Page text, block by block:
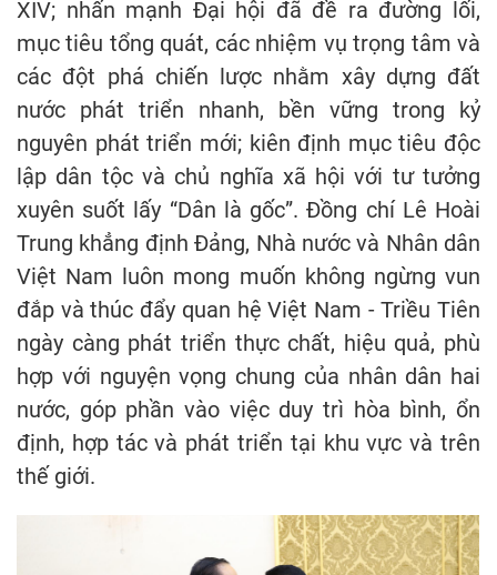
XIV; nhấn mạnh Đại hội đã đề ra đường lối,
mục tiêu tổng quát, các nhiệm vụ trọng tâm và
các đột phá chiến lược nhằm xây dựng đất
nước phát triển nhanh, bền vững trong kỷ
nguyên phát triển mới; kiên định mục tiêu độc
lập dân tộc và chủ nghĩa xã hội với tư tưởng
xuyên suốt lấy “Dân là gốc”. Đồng chí Lê Hoài
Trung khẳng định Đảng, Nhà nước và Nhân dân
Việt Nam luôn mong muốn không ngừng vun
đắp và thúc đẩy quan hệ Việt Nam - Triều Tiên
ngày càng phát triển thực chất, hiệu quả, phù
hợp với nguyện vọng chung của nhân dân hai
nước, góp phần vào việc duy trì hòa bình, ổn
định, hợp tác và phát triển tại khu vực và trên
thế giới.